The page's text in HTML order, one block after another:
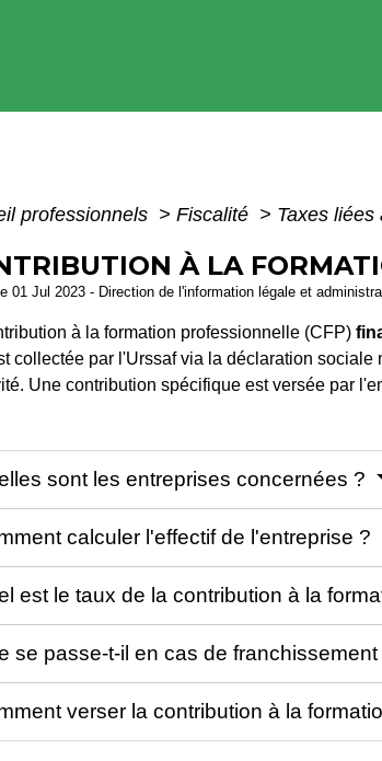
professionnels > Fiscalité > Taxes liées
À LA
01 Jul 2023 - Direction de l'information légale et
à la formation professionnelle (CFP)
collectée par l'Urssaf via la déclaration
Une contribution spécifique est versée par
sont les entreprises concernées ?
calculer l'effectif de l'entreprise ?
est le taux de la contribution à la
se passe-t-il en cas de
verser la contribution à la